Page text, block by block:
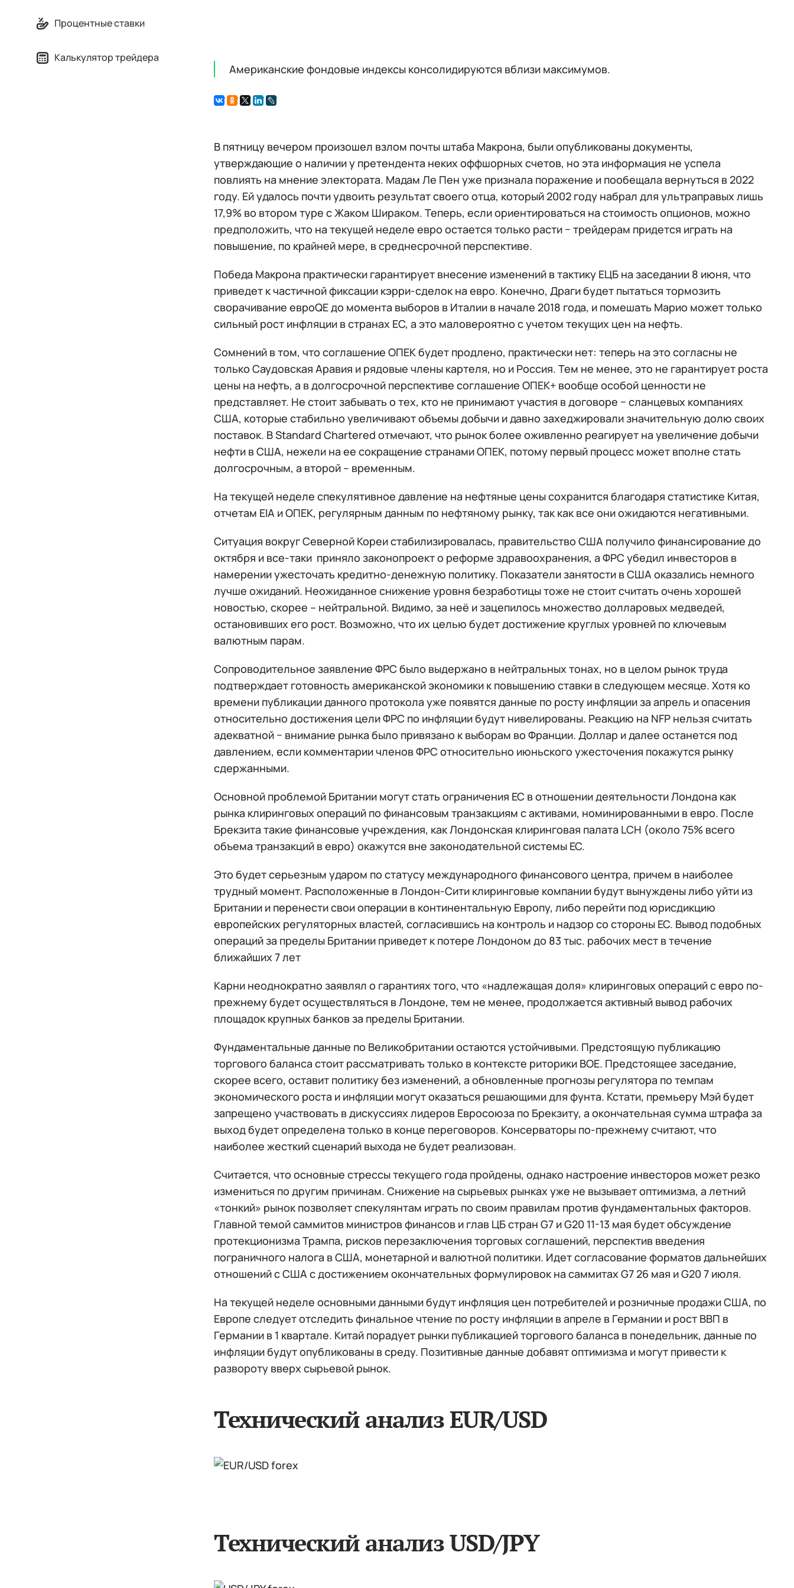
Процентные ставки
Калькулятор трейдера
Американские фондовые индексы консолидируются вблизи максимумов.
В пятницу вечером произошел взлом почты штаба Макрона, были опубликованы документы,
утверждающие о наличии у претендента неких оффшорных счетов, но эта информация не успела
повлиять на мнение электората. Мадам Ле Пен уже признала поражение и пообещала вернуться в 2022
году. Ей удалось почти удвоить результат своего отца, который 2002 году набрал для ультраправых лишь
17,9% во втором туре с Жаком Шираком. Теперь, если ориентироваться на стоимость опционов, можно
предположить, что на текущей неделе евро остается только расти − трейдерам придется играть на
повышение, по крайней мере, в среднесрочной перспективе.
Победа Макрона практически гарантирует внесение изменений в тактику ЕЦБ на заседании 8 июня, что
приведет к частичной фиксации кэрри-сделок на евро. Конечно, Драги будет пытаться тормозить
сворачивание евроQE до момента выборов в Италии в начале 2018 года, и помешать Марио может только
сильный рост инфляции в странах ЕC, а это маловероятно с учетом текущих цен на нефть.
Сомнений в том, что соглашение ОПЕК будет продлено, практически нет: теперь на это согласны не
только Саудовская Аравия и рядовые члены картеля, но и Россия. Тем не менее, это не гарантирует роста
цены на нефть, а в долгосрочной перспективе соглашение ОПЕК+ вообще особой ценности не
представляет. Не стоит забывать о тех, кто не принимают участия в договоре − сланцевых компаниях
США, которые стабильно увеличивают объемы добычи и давно захеджировали значительную долю своих
поставок. В Standard Chartered отмечают, что рынок более оживленно реагирует на увеличение добычи
нефти в США, нежели на ее сокращение странами ОПЕК, потому первый процесс может вполне стать
долгосрочным, а второй – временным.
На текущей неделе спекулятивное давление на нефтяные цены сохранится благодаря статистике Китая,
отчетам EIA и ОПЕК, регулярным данным по нефтяному рынку, так как все они ожидаются негативными.
Ситуация вокруг Северной Кореи стабилизировалась, правительство США получило финансирование до
октября и все-таки приняло законопроект о реформе здравоохранения, а ФРС убедил инвесторов в
намерении ужесточать кредитно-денежную политику. Показатели занятости в США оказались немного
лучше ожиданий. Неожиданное снижение уровня безработицы тоже не стоит считать очень хорошей
новостью, скорее – нейтральной. Видимо, за неё и зацепилось множество долларовых медведей,
остановивших его рост. Возможно, что их целью будет достижение круглых уровней по ключевым
валютным парам.
Сопроводительное заявление ФРС было выдержано в нейтральных тонах, но в целом рынок труда
подтверждает готовность американской экономики к повышению ставки в следующем месяце. Хотя ко
времени публикации данного протокола уже появятся данные по росту инфляции за апрель и опасения
относительно достижения цели ФРС по инфляции будут нивелированы. Реакцию на NFP нельзя считать
адекватной − внимание рынка было привязано к выборам во Франции. Доллар и далее останется под
давлением, если комментарии членов ФРС относительно июньского ужесточения покажутся рынку
сдержанными.
Основной проблемой Британии могут стать ограничения ЕС в отношении деятельности Лондона как
рынка клиринговых операций по финансовым транзакциям с активами, номинированными в евро. После
Брекзита такие финансовые учреждения, как Лондонская клиринговая палата LCH (около 75% всего
объема транзакций в евро) окажутся вне законодательной системы ЕС.
Это будет серьезным ударом по статусу международного финансового центра, причем в наиболее
трудный момент. Расположенные в Лондон-Сити клиринговые компании будут вынуждены либо уйти из
Британии и перенести свои операции в континентальную Европу, либо перейти под юрисдикцию
европейских регуляторных властей, согласившись на контроль и надзор со стороны ЕС. Вывод подобных
операций за пределы Британии приведет к потере Лондоном до 83 тыс. рабочих мест в течение
ближайших 7 лет
Карни неоднократно заявлял о гарантиях того, что «надлежащая доля» клиринговых операций с евро по-
прежнему будет осуществляться в Лондоне, тем не менее, продолжается активный вывод рабочих
площадок крупных банков за пределы Британии.
Фундаментальные данные по Великобритании остаются устойчивыми. Предстоящую публикацию
торгового баланса стоит рассматривать только в контексте риторики ВOЕ. Предстоящее заседание,
скорее всего, оставит политику без изменений, а обновленные прогнозы регулятора по темпам
экономического роста и инфляции могут оказаться решающими для фунта. Кстати, премьеру Мэй будет
запрещено участвовать в дискуссиях лидеров Евросоюза по Брекзиту, а окончательная сумма штрафа за
выход будет определена только в конце переговоров. Консерваторы по-прежнему считают, что
наиболее жесткий сценарий выхода не будет реализован.
Считается, что основные стрессы текущего года пройдены, однако настроение инвесторов может резко
измениться по другим причинам. Снижение на сырьевых рынках уже не вызывает оптимизма, а летний
«тонкий» рынок позволяет спекулянтам играть по своим правилам против фундаментальных факторов.
Главной темой саммитов министров финансов и глав ЦБ стран G7 и G20 11-13 мая будет обсуждение
протекционизма Трампа, рисков перезаключения торговых соглашений, перспектив введения
пограничного налога в США, монетарной и валютной политики. Идет согласование форматов дальнейших
отношений с США с достижением окончательных формулировок на саммитах G7 26 мая и G20 7 июля.
На текущей неделе основными данными будут инфляция цен потребителей и розничные продажи США, по
Европе следует отследить финальное чтение по росту инфляции в апреле в Германии и рост ВВП в
Германии в 1 квартале. Китай порадует рынки публикацией торгового баланса в понедельник, данные по
инфляции будут опубликованы в среду. Позитивные данные добавят оптимизма и могут привести к
развороту вверх сырьевой рынок.
Технический анализ EUR/USD
Технический анализ USD/JPY